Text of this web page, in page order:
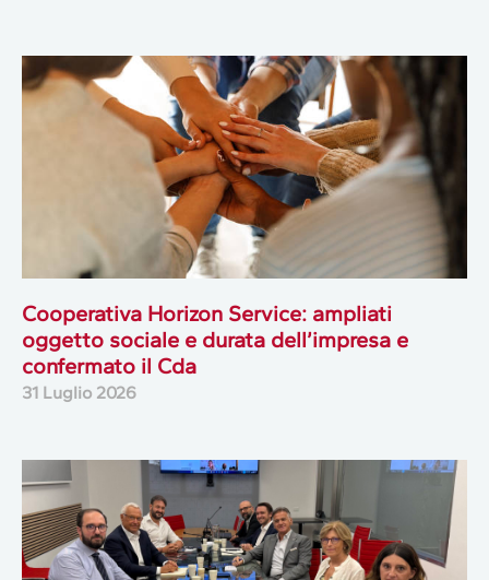
Cooperativa Horizon Service: ampliati
oggetto sociale e durata dell’impresa e
confermato il Cda
31 Luglio 2026